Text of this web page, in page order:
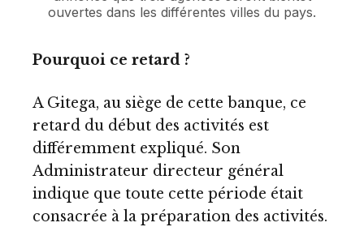
ouvertes dans les différentes villes du pays.
Pourquoi ce retard ?
A Gitega, au siège de cette banque, ce
retard du début des activités est
différemment expliqué. Son
Administrateur directeur général
indique que toute cette période était
consacrée à la préparation des activités.